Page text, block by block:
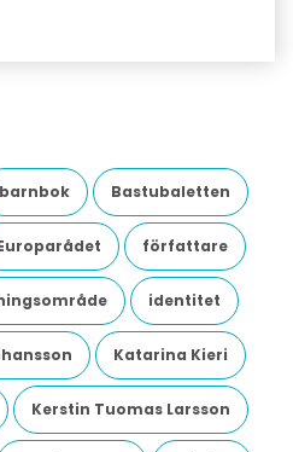
barnbok Bastubaletten
författare
identitet
Katarina Kieri
Kerstin Tuomas Larsson